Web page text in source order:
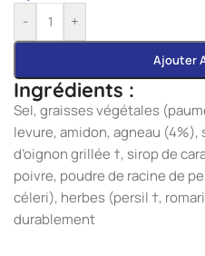
- +
Ajouter
Ingrédients :
Sel, graisses végétales
levure, amidon, agneau (4%),
d’oignon grillée †, sirop de
poivre, poudre de racine de
céleri), herbes (persil †,
durablement